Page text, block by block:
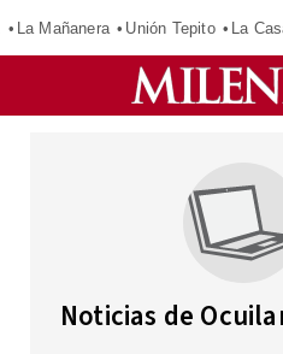
La Mañanera Unión Tepito La
Noticias de